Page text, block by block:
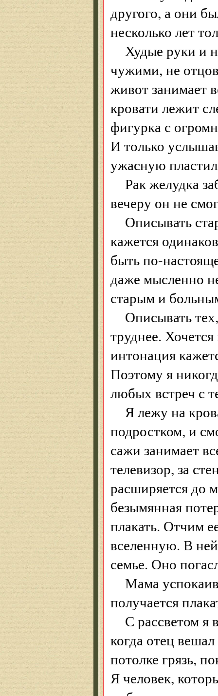
другого, а они
несколько лет
Худые руки и
чужими, не
живот занимает
кровати лежит
фигурка с
И только
ужасную
Рак желудка
вечеру он не
Описывать
кажется
быть по-
даже мысленно
старым и
Описывать
труднее.
интонация
Поэтому я
любых встреч с
Я лежу на
подростком, и
сажи занимает
телевизор, за
расширяется до
безымянная
плакать. Отчим
вселенную. В
семье. Оно
Мама
получается
С рассветом я
когда отец
потолке грязь,
Я человек,